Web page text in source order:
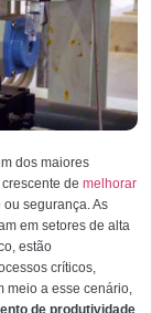
dos maiores
de melhorar
segurança. As
em setores de alta
estão
críticos,
meio a esse cenário,